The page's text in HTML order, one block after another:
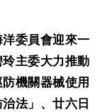
委員會迎來一
主委大力推動
機關器械使用
法」、廿六日